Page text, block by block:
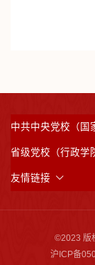
中共中央党校（国
省级党校（行政学
友情链接
©2023 版
沪ICP备